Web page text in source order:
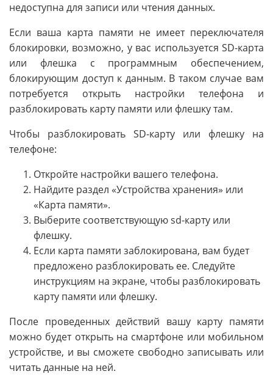
недоступна для записи или чтения данных.
Если ваша карта памяти не имеет переключателя
блокировки, возможно, у вас используется SD-карта
или флешка с программным обеспечением,
блокирующим доступ к данным. В таком случае вам
потребуется открыть настройки телефона и
разблокировать карту памяти или флешку там.
Чтобы разблокировать SD-карту или флешку на
телефоне:
Откройте настройки вашего телефона.
Найдите раздел «Устройства хранения» или
«Карта памяти».
Выберите соответствующую sd-карту или
флешку.
Если карта памяти заблокирована, вам будет
предложено разблокировать ее. Следуйте
инструкциям на экране, чтобы разблокировать
карту памяти или флешку.
После проведенных действий вашу карту памяти
можно будет открыть на смартфоне или мобильном
устройстве, и вы сможете свободно записывать или
читать данные на ней.